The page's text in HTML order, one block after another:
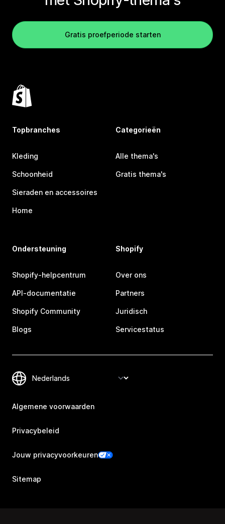
Gratis proefperiode starten
Topbranches
Kleding
Schoonheid
Sieraden en accessoires
Home
Categorieën
Alle thema's
Gratis thema's
Ondersteuning
Shopify-helpcentrum
API-documentatie
Shopify Community
Blogs
Shopify
Over ons
Partners
Juridisch
Servicestatus
Algemene voorwaarden
Privacybeleid
Jouw privacyvoorkeuren
Sitemap